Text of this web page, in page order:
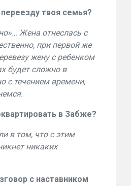
твоя семья?
Жена отнеслась с
при первой же
жену с ребенком
будет сложно в
с течением времени,
в Забже?
в том, что с этим
никаких
с наставником